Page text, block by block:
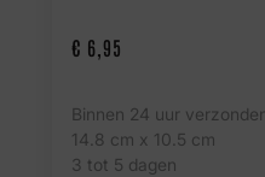
€ 6,95
Binnen 24 uur
14.8 cm x 10.5 cm
3 tot 5 dagen